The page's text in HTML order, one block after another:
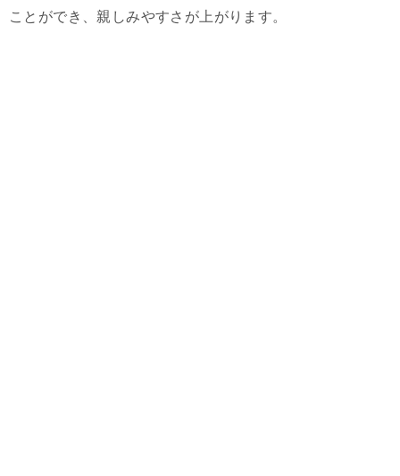
ことができ、親しみやすさが上がります。